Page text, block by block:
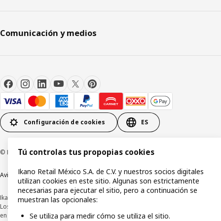
Comunicación y medios
Configuración de cookies ES
© Inter IKEA Systems B.V.1999-2026
Aviso de privacidad Política de cookiesTérminos y condiciones de uso
Ikano Retail México, S.A. de C.V.
Los precios publicados en este sitio web, catálogo digital, tiendas, así como
en cualquier otro medio, se encuentran en pesos mexicanos e incluyen IVA.
Tú controlas tus propopias cookies
Ikano Retail México S.A. de C.V. y nuestros socios digitales
utilizan cookies en este sitio. Algunas son estrictamente
necesarias para ejecutar el sitio, pero a continuación se
muestran las opcionales:
Se utiliza para medir cómo se utiliza el sitio.